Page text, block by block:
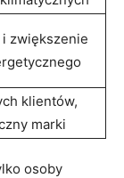
zwiększenie
klientów,
marki
osoby